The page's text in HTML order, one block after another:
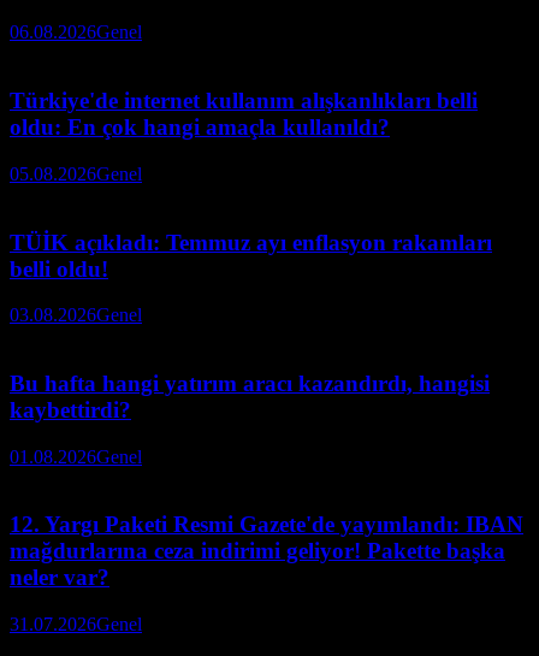
06.08.2026Genel
Türkiye'de internet kullanım alışkanlıkları belli
oldu: En çok hangi amaçla kullanıldı?
05.08.2026Genel
TÜİK açıkladı: Temmuz ayı enflasyon rakamları
belli oldu!
03.08.2026Genel
Bu hafta hangi yatırım aracı kazandırdı, hangisi
kaybettirdi?
01.08.2026Genel
12. Yargı Paketi Resmi Gazete'de yayımlandı: IBAN
mağdurlarına ceza indirimi geliyor! Pakette başka
neler var?
31.07.2026Genel